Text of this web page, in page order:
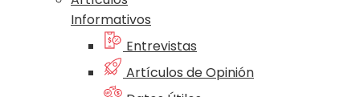
Informativos
Entrevistas
Artículos de Opinión